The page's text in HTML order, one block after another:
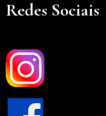
Redes Sociais